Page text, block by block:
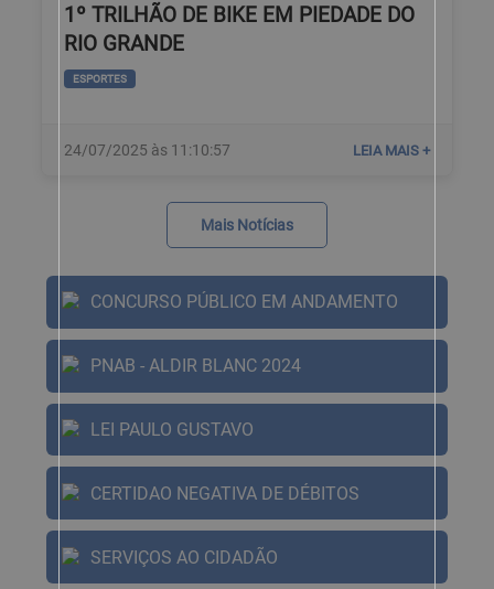
1º TRILHÃO DE BIKE EM PIEDADE DO
RIO GRANDE
ESPORTES
24/07/2025 às 11:10:57 LEIA MAIS +
Mais Notícias
CONCURSO PÚBLICO EM ANDAMENTO
PNAB - ALDIR BLANC 2024
LEI PAULO GUSTAVO
CERTIDAO NEGATIVA DE DÉBITOS
SERVIÇOS AO CIDADÃO